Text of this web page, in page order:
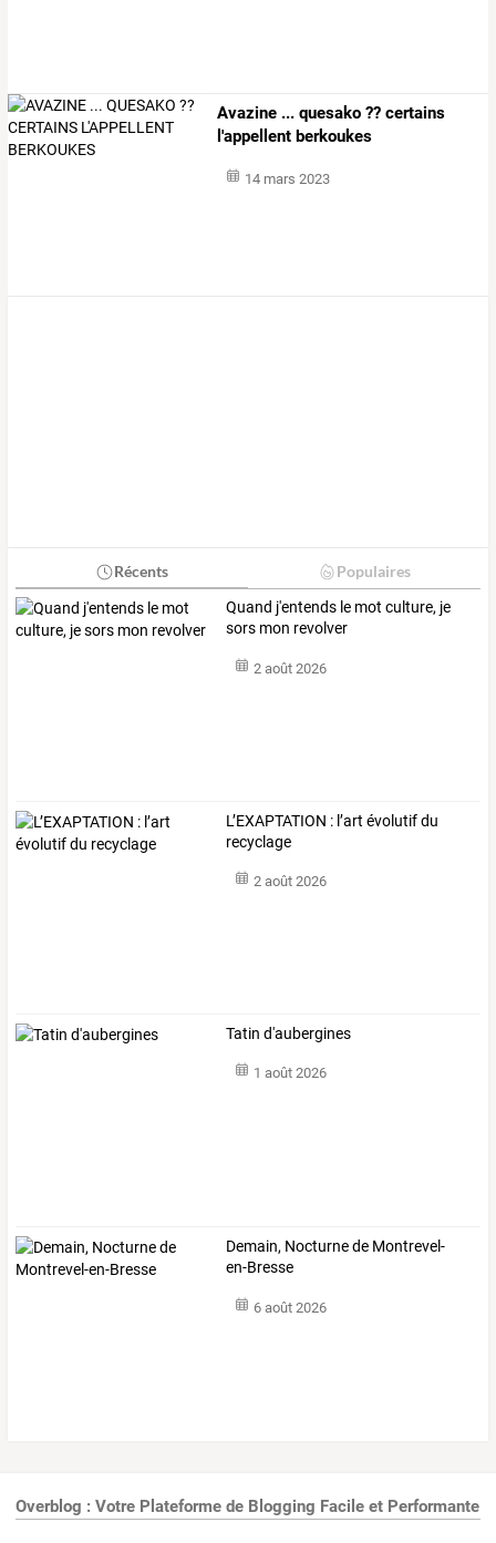
Avazine ... quesako ?? certains
l'appellent berkoukes
14 mars 2023
Récents Populaires
Quand j'entends le mot culture, je
sors mon revolver
2 août 2026
L’EXAPTATION : l’art évolutif du
recyclage
2 août 2026
Tatin d'aubergines
1 août 2026
Demain, Nocturne de Montrevel-
en-Bresse
6 août 2026
Overblog : Votre Plateforme de Blogging Facile et Performante